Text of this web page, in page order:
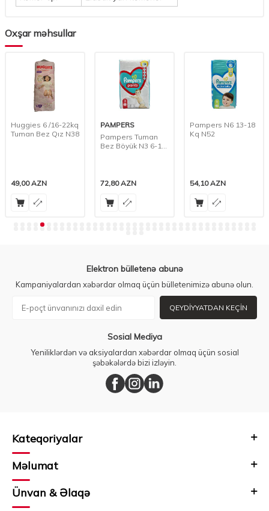
Oxşar məhsullar
Huggies 6 /16-22kq
Tuman Bez Qız N38
49,00AZN
PAMPERS
Pampers Tuman
Bez Böyük N3 6-11
72,80AZN
Pampers N6 13-18
Kq N52
54,10AZN
Elektron bülletenə abunə
Kampaniyalardan xəbərdar olmaq üçün bülletenimizə abunə olun.
QEYDIYYATDAN KEÇIN
Sosial Mediya
Yeniliklərdən və aksiyalardan xəbərdar olmaq üçün sosial
şəbəkələrdə bizi izləyin.
Kateqoriyalar
Məlumat
Ünvan & Əlaqə